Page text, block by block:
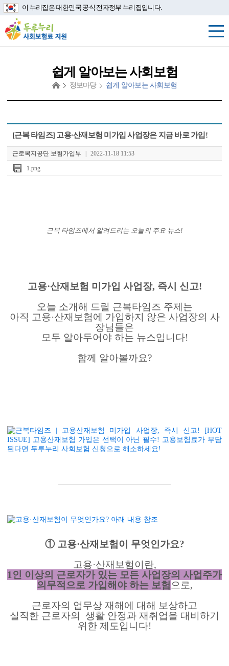
이 누리집은 대한민국 공식 전자정부 누리집입니다.
쉽게 알아보는 사회보험
정보마당 쉽게 알아보는 사회보험
[근복 타임즈] 고용·산재보험 미가입 사업장은 지금 바로 가입!
근로복지공단 보험가입부 2022-11-18 11:53
1.png
근복 타임즈에서 알려드리는 오늘의 주요 뉴스!
고용·산재보험 미가입 사업장, 즉시 신고!
오늘 소개해 드릴 근복타임즈 주제는
아직 고용·산재보험에 가입하지 않은 사업장의 사
장님들은
모두 알아두어야 하는 뉴스입니다!
함께 알아볼까요?
① 고용·산재보험이 무엇인가요?
고용·산재보험이란,
1인 이상의 근로자가 있는 모든 사업장의 사업주가
의무적으로 가입해야 하는 보험 으로,
근로자의 업무상 재해에 대해 보상하고
실직한 근로자의
생활 안정과 재취업을 대비하기
위한 제도입니다!